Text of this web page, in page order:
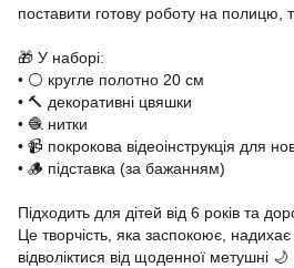
поставити готову роботу на полицю,
🎁 У наборі:
• ⚪ кругле полотно 20 см
• 🔨 декоративні цвяшки
• 🧶 нитки
• 📹 покрокова відеоінструкція для
• 🪵 підставка (за бажанням)
Підходить для дітей від 6 років та
Це творчість, яка заспокоює,
відволіктися від щоденної метушні 🌙